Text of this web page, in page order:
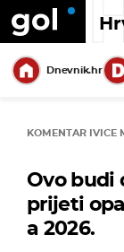
Dnevnik.hr
KOMENTAR IVICE
Ovo budi
prijeti
a 2026.